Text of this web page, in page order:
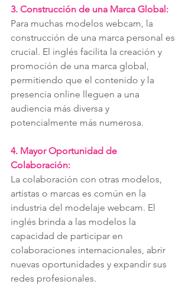
3. Construcción de una Marca Global:
Para muchas modelos webcam, la
construcción de una marca personal es
crucial. El inglés facilita la creación y
promoción de una marca global,
permitiendo que el contenido y la
presencia online lleguen a una
audiencia más diversa y
potencialmente más numerosa.
4. Mayor Oportunidad de
Colaboración:
La colaboración con otras modelos,
artistas o marcas es común en la
industria del modelaje webcam. El
inglés brinda a las modelos la
capacidad de participar en
colaboraciones internacionales, abrir
nuevas oportunidades y expandir sus
redes profesionales.